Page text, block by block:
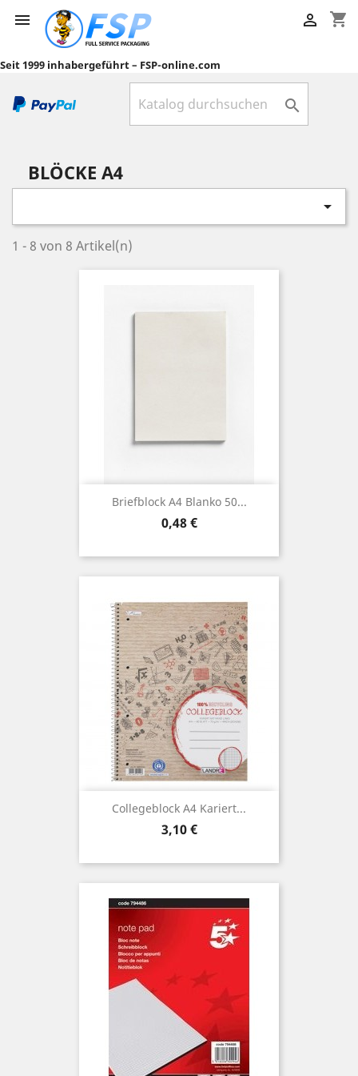
 shopping_cart

Seit 1999 inhabergeführt – FSP-online.com

BLÖCKE A4

1 - 8 von 8 Artikel(n)
Briefblock A4 Blanko 50...
Preis
0,48 €
Collegeblock A4 Kariert...
Preis
3,10 €